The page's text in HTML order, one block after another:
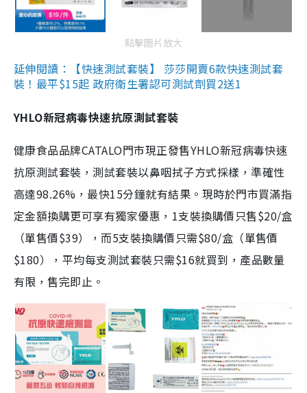
點擊圖片放大
延伸閱讀：【快速測試套裝】 莎莎開賣6款快速測試套
裝！最平$15起 政府衛生署認可測試劑買2送1
YHLO新冠病毒快速抗原測試套裝
健康食品品牌CATALO門市現正發售YHLO新冠病毒快速
抗原測試套裝，測試套裝以鼻咽拭子方式採樣，準確性
高達98.26%，最快15分鐘就有結果。現時於門市買滿指
定金額換購更可享有獨家優惠，1支裝換購價只售$20/盒
（單售價$39），而5支裝換購價只需$80/盒（單售價
$180），平均每支測試套裝只需$16就買到，產品數量
有限，售完即止。